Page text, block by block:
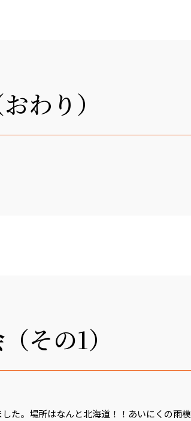
わり）
その1）
た。場所はなんと北海道！！あいにくの雨模